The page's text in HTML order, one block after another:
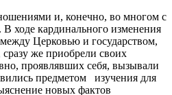
и, конечно, во многом с
ходе кардинального изменения
Церковью и государством,
же приобрели своих
проявлявших себя, вызывали
предметом изучения для
новых фактов